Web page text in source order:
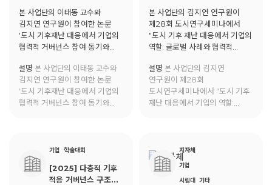
역할: 기업은 왜,
어떻게 참여하는가?
본 사업단의 이태동 교수와
김지연 연구원이 참여한 논문
'도시 기후재난 대응에서 기업의
협력적 거버넌스 참여 동기와
참여하는가?'가 도시연구에
게재됨.
설명 본 사업단의 이태동 교수와
김지연 연구원이 참여한 논문
'도시 기후재난 대응에서 기업의
협력적 거버넌스 참여 동기와
본 사업단의 김지연 연구원이
제28회 도시연구세미나에서
"도시 기후 재난 대응에서 기업의
역할: 글로벌 사례와 협력적
진행함.
설명 본 사업단의 김지연
연구원이 제28회
도시연구세미나에서 "도시 기후
재난 대응에서 기업의 역할:
기업 학술대회
[2025] 다층적 기후
적응 거버넌스 구조와
지자체
기업
시립대 기타